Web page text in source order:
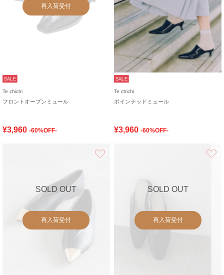
再入荷受付
SALE
Te chichi
フロントオープンミュール
¥3,960 -60%OFF-
SALE
Te chichi
ポインテッドミュール
¥3,960 -60%OFF-
SOLD OUT
再入荷受付
SOLD OUT
再入荷受付